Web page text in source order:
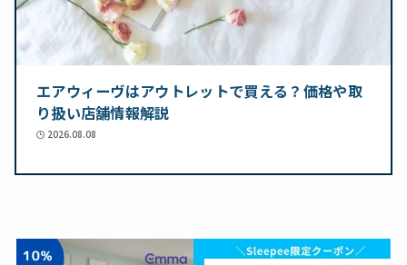
エアウィーヴはアウトレットで買える？価格や取
り扱い店舗情報解説
2026.08.08